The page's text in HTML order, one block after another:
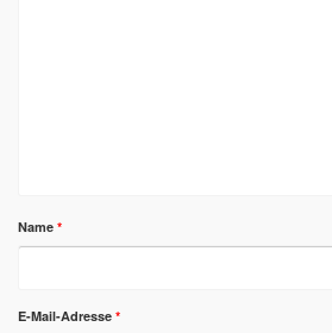
Name *
E-Mail-Adresse *